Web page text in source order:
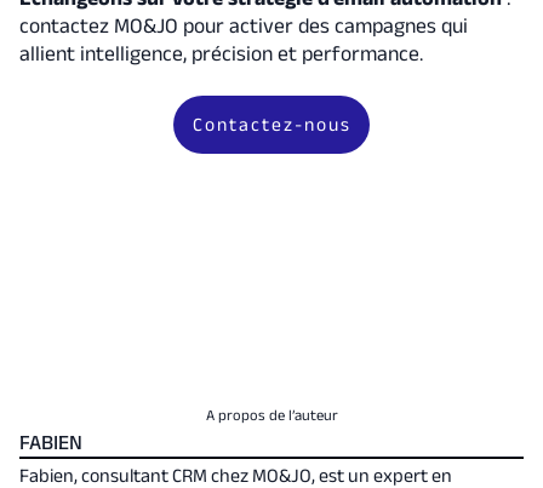
contactez MO&JO pour activer des campagnes qui
allient intelligence, précision et performance.
Contactez-nous
A propos de l’auteur
FABIEN
Fabien, consultant CRM chez MO&JO, est un expert en